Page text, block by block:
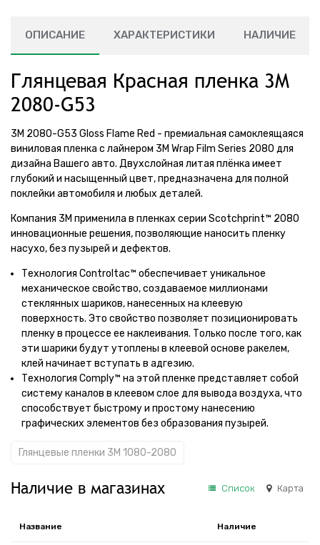
ОПИСАНИЕ ХАРАКТЕРИСТИКИ НАЛИЧИЕ
Глянцевая Красная пленка 3M
2080-G53
3M 2080-G53 Gloss Flame Red - премиальная самоклеящаяся
виниловая пленка с лайнером 3M Wrap Film Series 2080 для
дизайна Вашего авто. Двухслойная литая плёнка имеет
глубокий и насыщенный цвет, предназначена для полной
поклейки автомобиля и любых деталей.
Компания 3М применила в пленках серии Scotchprint™ 2080
инновационные решения, позволяющие наносить пленку
насухо, без пузырей и дефектов.
Технология Controltac™ обеспечивает уникальное
механическое свойство, создаваемое миллионами
стеклянных шариков, нанесенных на клеевую
поверхность. Это свойство позволяет позиционировать
пленку в процессе ее наклеивания. Только после того, как
эти шарики будут утоплены в клеевой основе ракелем,
клей начинает вступать в адгезию.
Технология Comply™ на этой пленке представляет собой
систему каналов в клеевом слое для вывода воздуха, что
способствует быстрому и простому нанесению
графических элементов без образования пузырей.
Глянцевые пленки 3M 1080-2080
Наличие в магазинах Список Карта
Название Наличие